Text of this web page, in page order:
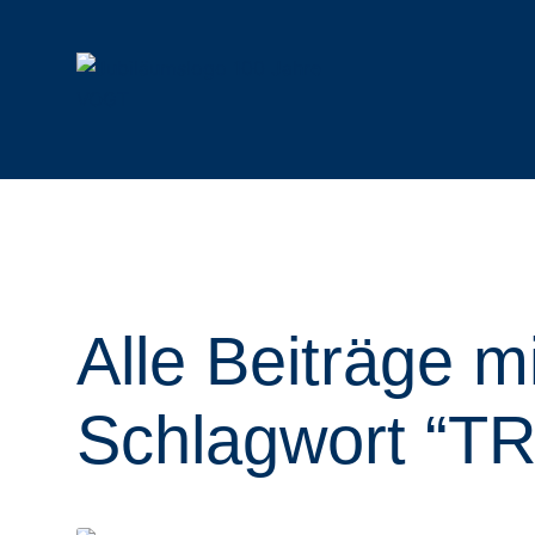
Forstmulcher
Forstfräsen & Steinbrecher
Auslegemulcher
Hydraulische Mulcher
Anbaugeräte
Alle Beiträge
Schlagwort